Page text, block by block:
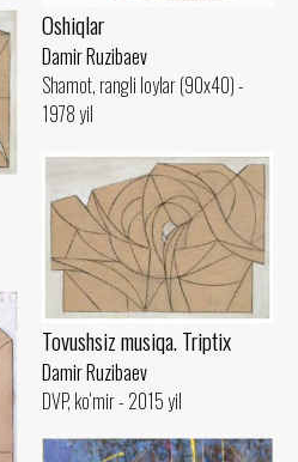
Oshiqlar
Damir Ruzibaev
Shamot, rangli loylar (90x40) -
1978 yil
Tovushsiz musiqa. Triptix
Damir Ruzibaev
DVP, ko‘mir - 2015 yil